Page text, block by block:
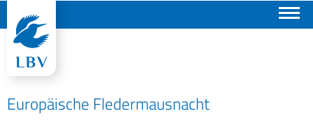
Europäische Fledermausnacht